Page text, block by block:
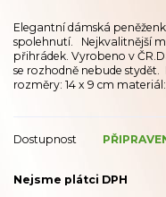
Elegantní dámská
spolehnutí. Nejkvalitnější
přihrádek. Vyrobeno v
se rozhodně nebude
rozměry: 14 x 9 cm
Dostupnost
Nejsme plátci DPH